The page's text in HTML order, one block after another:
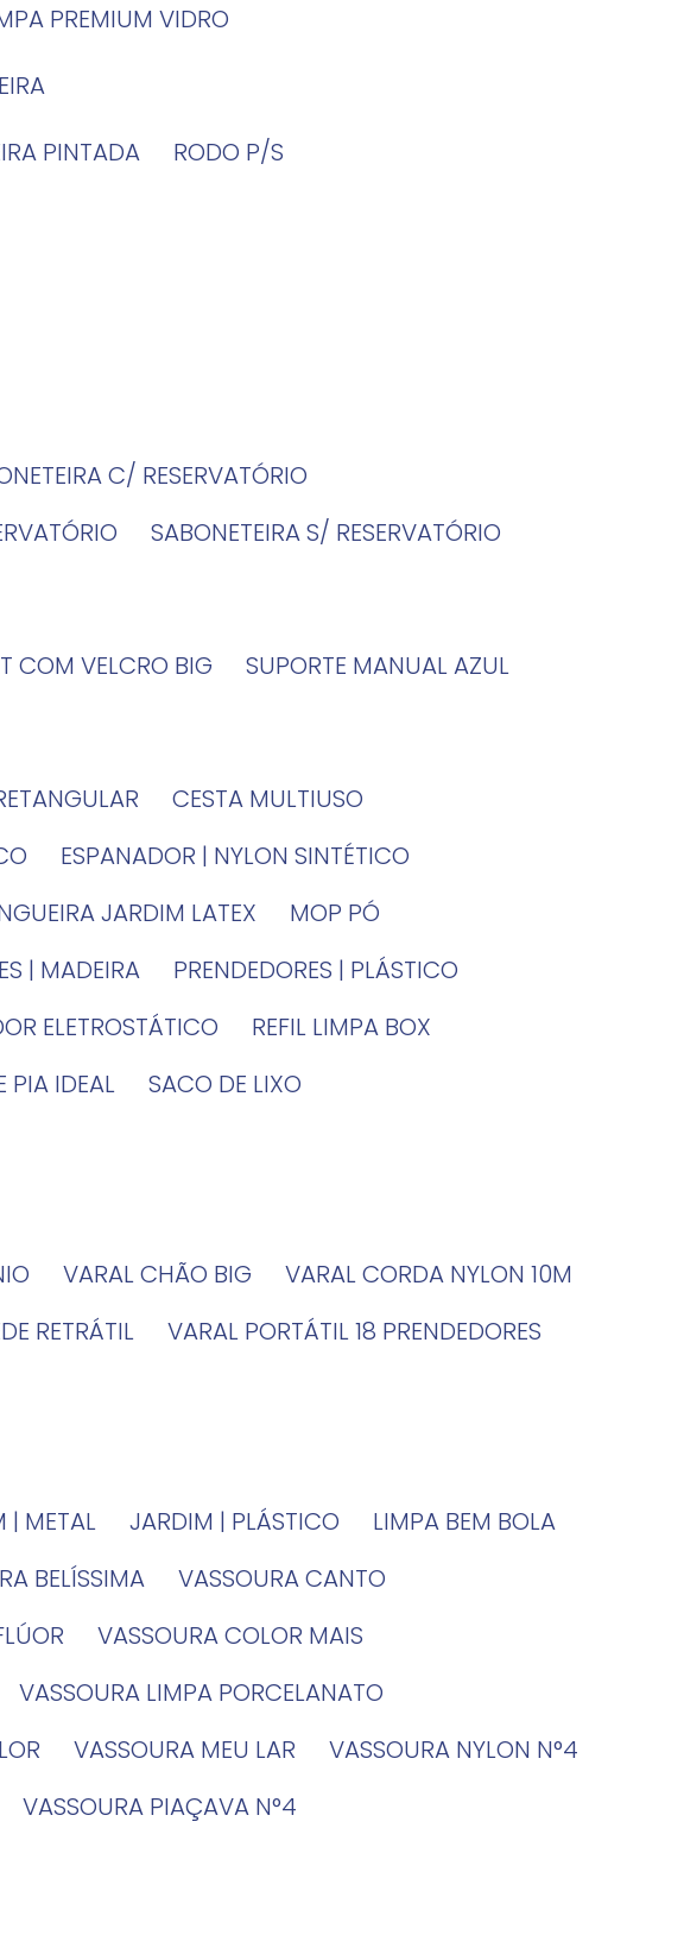
PREMIUM VIDRO
PINTADA
RODO P/S
C/ RESERVATÓRIO
SABONETEIRA S/ RESERVATÓRIO
COM VELCRO BIG
SUPORTE MANUAL AZUL
CESTA MULTIUSO
ESPANADOR | NYLON SINTÉTICO
JARDIM LATEX
MOP PÓ
| MADEIRA
PRENDEDORES | PLÁSTICO
ELETROSTÁTICO
REFIL LIMPA BOX
PIA IDEAL
SACO DE LIXO
VARAL CHÃO BIG
VARAL CORDA NYLON 10M
RETRÁTIL
VARAL PORTÁTIL 18 PRENDEDORES
| METAL JARDIM | PLÁSTICO
LIMPA BEM BOLA
BELÍSSIMA
VASSOURA CANTO
VASSOURA COLOR MAIS
VASSOURA LIMPA PORCELANATO
VASSOURA MEU LAR
VASSOURA NYLON N°4
VASSOURA PIAÇAVA N°4